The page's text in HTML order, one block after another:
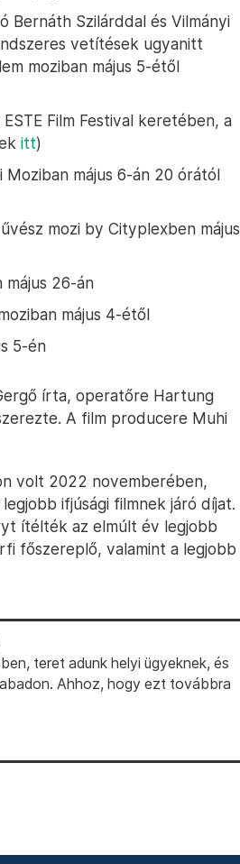
Bernáth Szilárddal és Vilmányi
vetítések ugyanitt
moziban május 5-étől
Film Festival keretében, a
itt)
Moziban május 6-án 20 órától
mozi by Cityplexben május
26-án
május 4-étől
5-én
írta, operatőre Hartung
A film producere Muhi
volt 2022 novemberében,
ifjúsági filmnek járó díjat.
ítélték az elmúlt év legjobb
főszereplő, valamint a legjobb
teret adunk helyi ügyeknek, és
Ahhoz, hogy ezt továbbra